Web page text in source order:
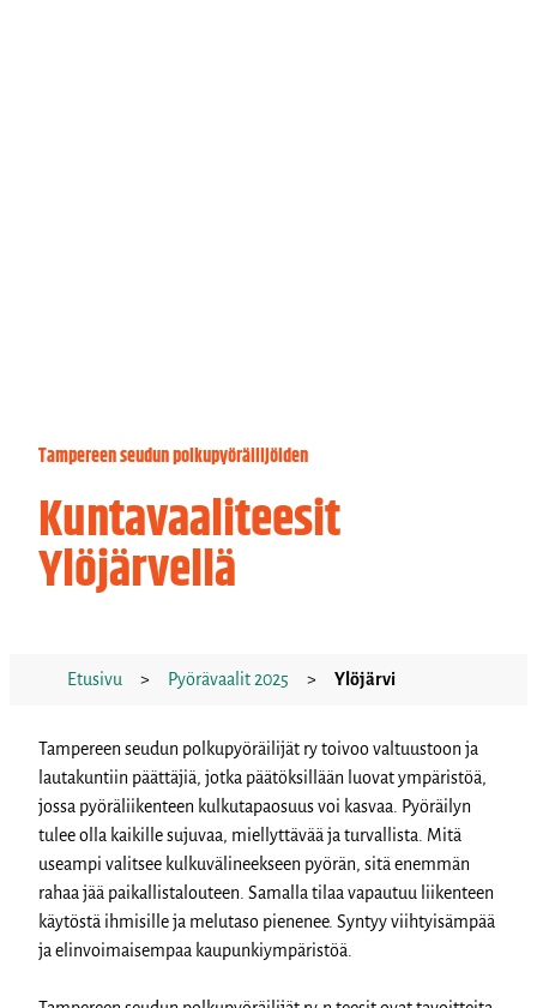
Tampereen seudun polkupyöräilijöiden
Kuntavaaliteesit
Ylöjärvellä
Etusivu > Pyörävaalit 2025 > Ylöjärvi
Tampereen seudun polkupyöräilijät ry toivoo valtuustoon ja
lautakuntiin päättäjiä, jotka päätöksillään luovat ympäristöä,
jossa pyöräliikenteen kulkutapaosuus voi kasvaa. Pyöräilyn
tulee olla kaikille sujuvaa, miellyttävää ja turvallista. Mitä
useampi valitsee kulkuvälineekseen pyörän, sitä enemmän
rahaa jää paikallistalouteen. Samalla tilaa vapautuu liikenteen
käytöstä ihmisille ja melutaso pienenee. Syntyy viihtyisämpää
ja elinvoimaisempaa kaupunkiympäristöä.